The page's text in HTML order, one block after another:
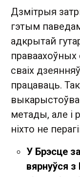
Дзмітрыя
гэтым
адкрытай
праваахоўных
сваіх
працаваць.
метады, але і
ніхто не
У Брэсце
вярнуўся